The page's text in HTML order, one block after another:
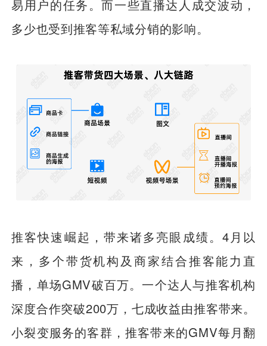
易用户的任务。而一些直播达人成交波动，
多少也受到推客等私域分销的影响。
推客快速崛起，带来诸多亮眼成绩。4月以
来，多个带货机构及商家结合推客能力直
播，单场GMV破百万。一个达人与推客机构
深度合作突破200万，七成收益由推客带来。
小裂变服务的客群，推客带来的GMV每月翻